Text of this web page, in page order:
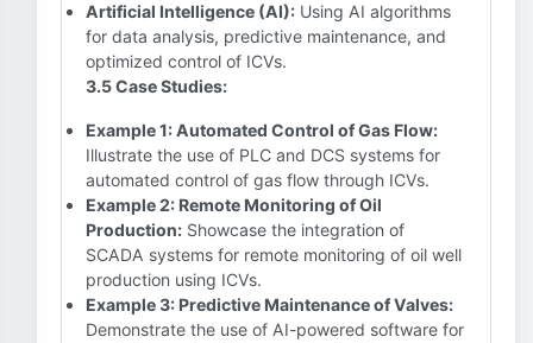
Artificial Intelligence (AI): Using AI algorithms
for data analysis, predictive maintenance, and
optimized control of ICVs.
3.5 Case Studies:
Example 1: Automated Control of Gas Flow:
Illustrate the use of PLC and DCS systems for
automated control of gas flow through ICVs.
Example 2: Remote Monitoring of Oil
Production: Showcase the integration of
SCADA systems for remote monitoring of oil well
production using ICVs.
Example 3: Predictive Maintenance of Valves:
Demonstrate the use of AI-powered software for